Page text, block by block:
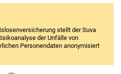
stellt der Suva
der Unfälle von
Personendaten anonymisiert